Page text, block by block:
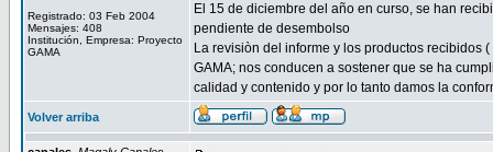
Registrado: 03 Feb 2004
Mensajes: 408
Institución, Empresa: Proyecto
GAMA
El 15 de diciembre del año en curso, se han
pendiente de desembolso
La revisiòn del informe y los productos recibidos
GAMA; nos conducen a sostener que se ha
calidad y contenido y por lo tanto damos la
Volver arriba